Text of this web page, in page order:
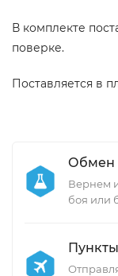
В комплекте
поверке.
Поставляется в
Обмен
Вернем
боя или